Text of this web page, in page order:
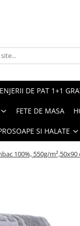
DE PAT 1+1
FETE DE MASA
SI HALATE
100%, 550g/